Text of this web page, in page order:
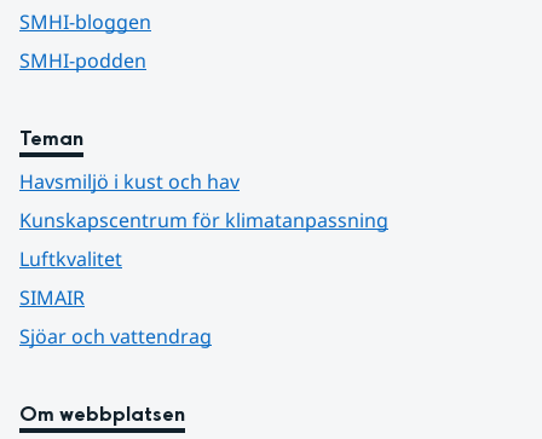
SMHI-bloggen
SMHI-podden
Teman
Havsmiljö i kust och hav
Kunskapscentrum för klimatanpassning
Luftkvalitet
SIMAIR
Sjöar och vattendrag
Om webbplatsen